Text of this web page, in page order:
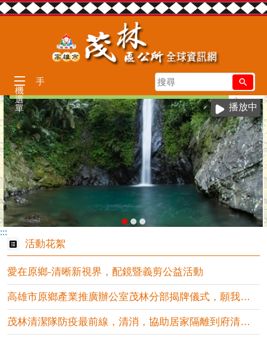
跳到主要內容區塊
搜
尋
手
機
選
單
播放中
:::
活動花絮
愛在原鄉-清晰新視界，配鏡暨義剪公益活動
高雄市原鄉產業推廣辦公室茂林分部揭牌儀式，願我原住民農特產營....
茂林清潔隊防疫最前線，清消，協助居家隔離到府清運垃圾